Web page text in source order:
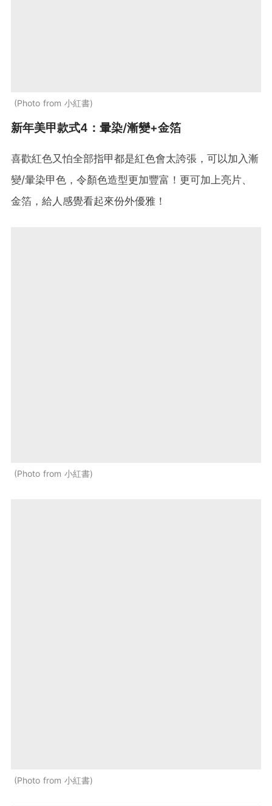
Photo from 小紅書
新年美甲款式4：暈染/漸變+金箔
喜歡紅色又怕全部指甲都是紅色會太誇張，可以加入漸
變/暈染甲色，令顏色造型更加豐富！更可加上亮片、
金箔，給人感覺看起來份外優雅！
Photo from 小紅書
Photo from 小紅書